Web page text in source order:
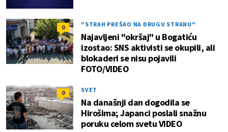
0 "STRAH PREŠAO NA DRUGU STRANU"
Najavljeni "okršaj" u Bogatiću
izostao: SNS aktivisti se okupili, ali
blokaderi se nisu pojavili
FOTO/VIDEO
0 SVET
Na današnji dan dogodila se
Hirošima; Japanci poslali snažnu
poruku celom svetu VIDEO